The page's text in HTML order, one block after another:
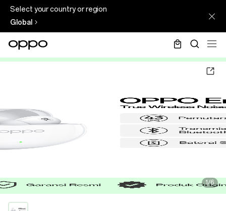
Select your country or region
Global
1/6